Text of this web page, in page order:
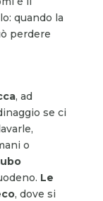
quando la
perdere
, ad
se ci
o
Le
, dove si